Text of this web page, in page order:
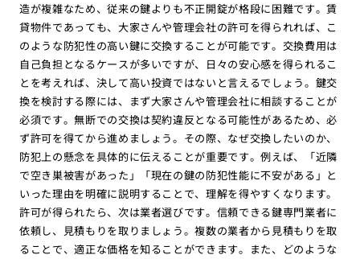
造が複雑なため、従来の鍵よりも不正開錠が格段に困難です。賃
貸物件であっても、大家さんや管理会社の許可を得られれば、こ
のような防犯性の高い鍵に交換することが可能です。交換費用は
自己負担となるケースが多いですが、日々の安心感を得られるこ
とを考えれば、決して高い投資ではないと言えるでしょう。鍵交
換を検討する際には、まず大家さんや管理会社に相談することが
必須です。無断での交換は契約違反となる可能性があるため、必
ず許可を得てから進めましょう。その際、なぜ交換したいのか、
防犯上の懸念を具体的に伝えることが重要です。例えば、「近隣
で空き巣被害があった」「現在の鍵の防犯性能に不安がある」と
いった理由を明確に説明することで、理解を得やすくなります。
許可が得られたら、次は業者選びです。信頼できる鍵専門業者に
依頼し、見積もりを取りましょう。複数の業者から見積もりを取
ることで、適正な価格を知ることができます。また、どのような